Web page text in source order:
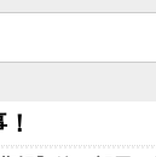
相互RSS
Hすぎるｗｗｗｗｗ
枡田絵理奈アナ、